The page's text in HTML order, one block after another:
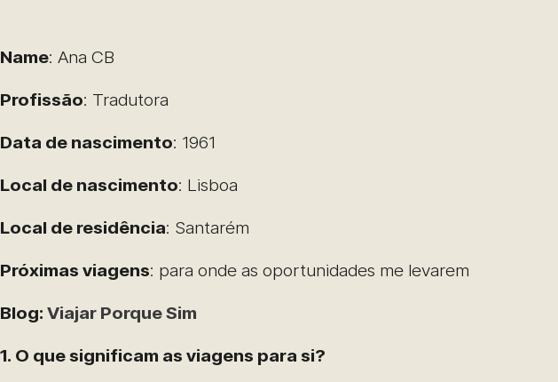
Name: Ana CB
Profissão: Tradutora
Data de nascimento: 1961
Local de nascimento: Lisboa
Local de residência: Santarém
Próximas viagens: para onde as oportunidades me levarem
Blog: Viajar Porque Sim
1. O que significam as viagens para si?